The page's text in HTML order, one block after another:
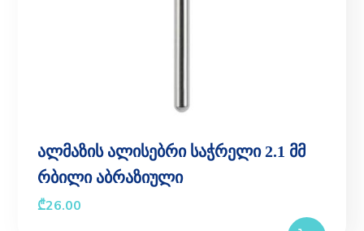
ალმაზის ალისებრი საჭრელი 2.1 მმ
რბილი აბრაზიული
₾26.00